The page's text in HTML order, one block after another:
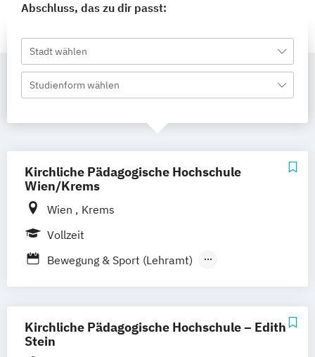
Abschluss, das zu dir passt:
Stadt wählen
Studienform wählen
Kirchliche Pädagogische Hochschule
Wien/Krems
Wien
Krems
Vollzeit
Bewegung & Sport (Lehramt)
Chemie (Lehramt)
Darstellende Geometrie (Lehramt)
Kirchliche Pädagogische Hochschule – Edith
Stein